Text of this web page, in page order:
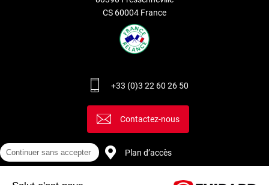
CS 60004 France
+33 (0)3 22 60 26 50
Contactez-nous
Plan d’accès
Continuer sans accepter